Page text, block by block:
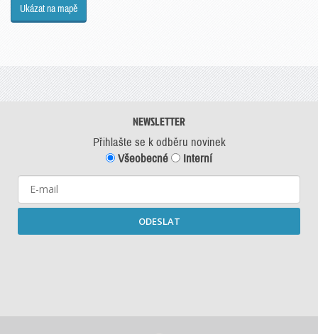
Ukázat na mapě
NEWSLETTER
Přihlašte se k odběru novinek
Všeobecné
Interní
ODESLAT